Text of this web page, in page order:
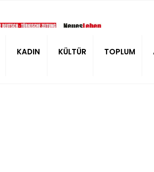
KADIN KÜLTÜR TOPLUM